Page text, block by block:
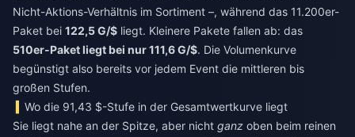
Nicht-Aktions-Verhältnis im Sortiment –, während das 11.200er-
Paket bei 122,5 G/$ liegt. Kleinere Pakete fallen ab: das
510er-Paket liegt bei nur 111,6 G/$. Die Volumenkurve
begünstigt also bereits vor jedem Event die mittleren bis
großen Stufen.
Wo die 91,43 $-Stufe in der Gesamtwertkurve liegt
Sie liegt nahe an der Spitze, aber nicht ganz oben beim reinen